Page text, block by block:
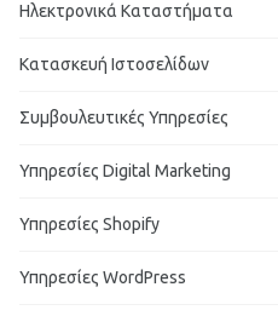
Ηλεκτρονικά Καταστήματα
Κατασκευή Ιστοσελίδων
Συμβουλευτικές Υπηρεσίες
Υπηρεσίες Digital Marketing
Υπηρεσίες Shopify
Υπηρεσίες WordPress